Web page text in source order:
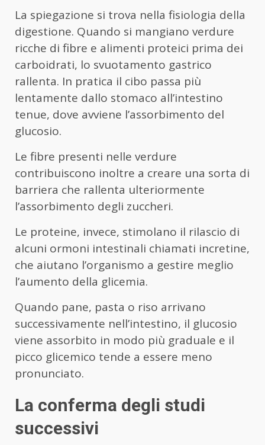
La spiegazione si trova nella fisiologia della
digestione. Quando si mangiano verdure
ricche di fibre e alimenti proteici prima dei
carboidrati, lo svuotamento gastrico
rallenta. In pratica il cibo passa più
lentamente dallo stomaco all’intestino
tenue, dove avviene l’assorbimento del
glucosio.
Le fibre presenti nelle verdure
contribuiscono inoltre a creare una sorta di
barriera che rallenta ulteriormente
l’assorbimento degli zuccheri.
Le proteine, invece, stimolano il rilascio di
alcuni ormoni intestinali chiamati incretine,
che aiutano l’organismo a gestire meglio
l’aumento della glicemia.
Quando pane, pasta o riso arrivano
successivamente nell’intestino, il glucosio
viene assorbito in modo più graduale e il
picco glicemico tende a essere meno
pronunciato.
La conferma degli studi
successivi